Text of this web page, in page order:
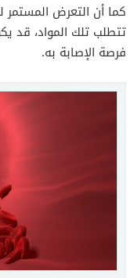
كما أن التعرض
تتطلب تلك المواد، قد
فرصة الإصابة به.